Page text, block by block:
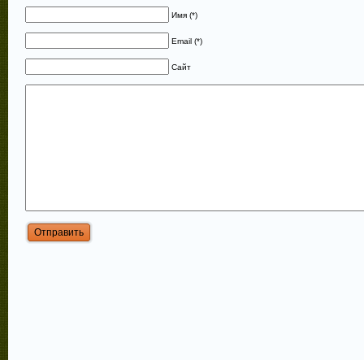
Имя (*)
Email (*)
Сайт